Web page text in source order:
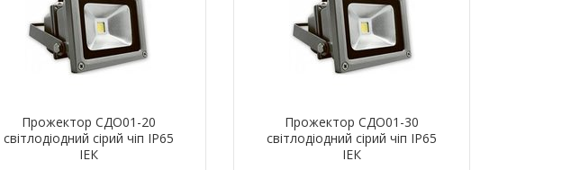
Прожектор СДО01-20
світлодіодний сірий чіп IP65
ІЕК
Прожектор СДО01-30
світлодіодний сірий чіп IP65
ІЕК